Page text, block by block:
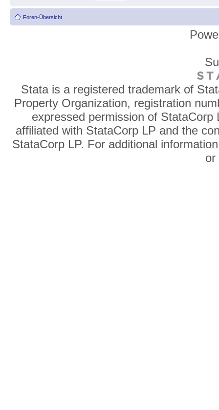
Foren-Übersicht
Stata is a registered trademark of
Property Organization, registration
expressed permission of
affiliated with StataCorp LP and the
StataCorp LP. For additional
or